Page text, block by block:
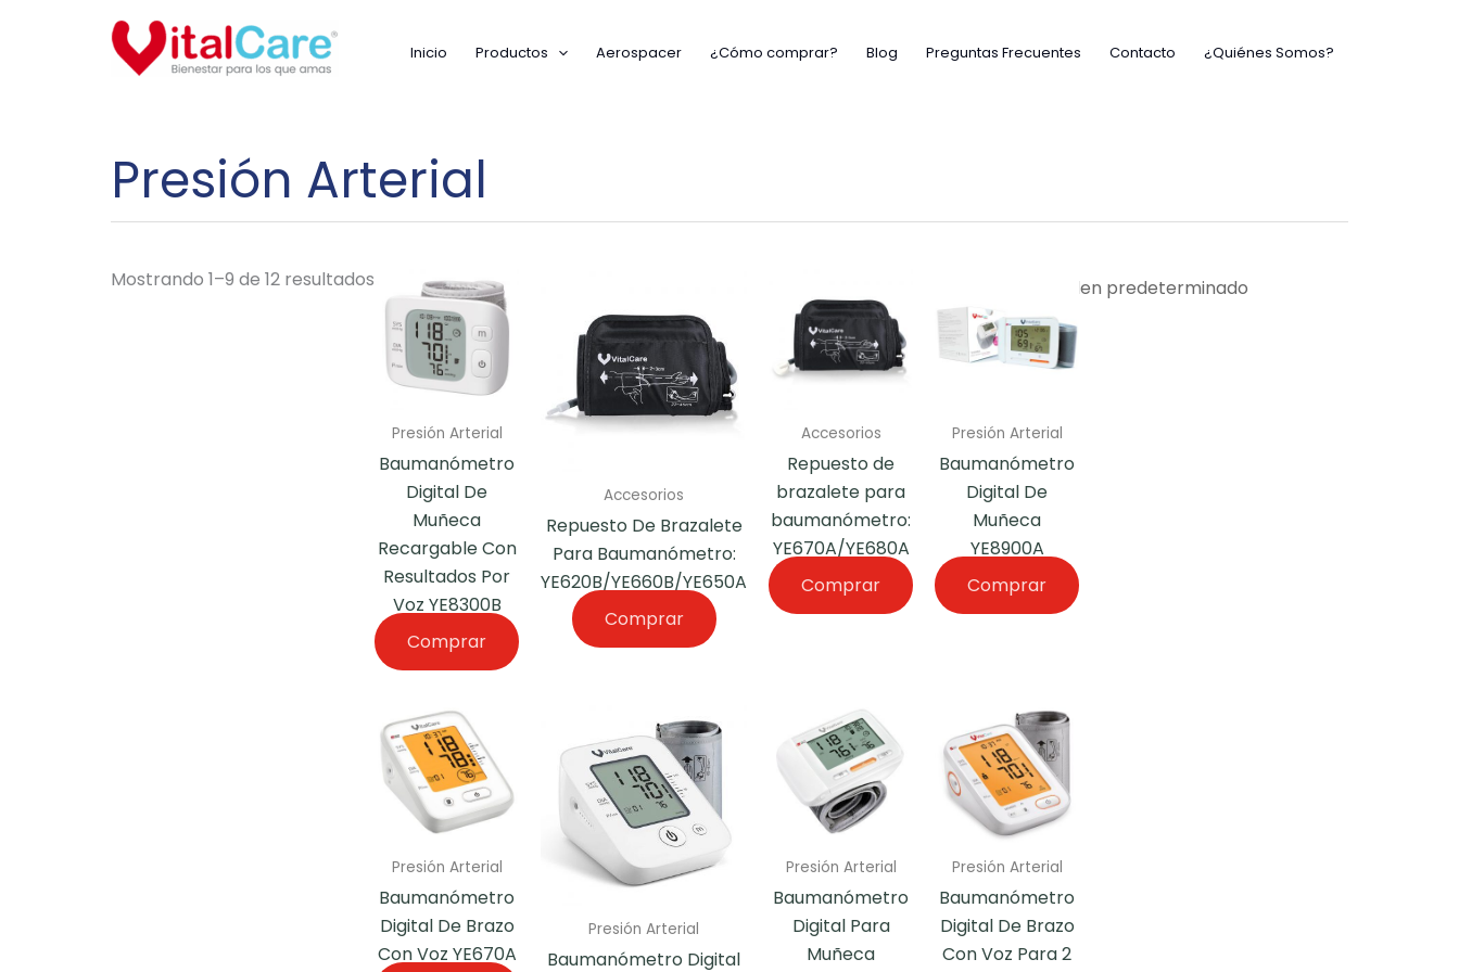
Inicio Productos Aerospacer ¿Cómo comprar? Blog Preguntas Frecuentes Contacto ¿Quiénes Somos?
Presión Arterial
Mostrando 1–9 de 12 resultados
Presión Arterial
Baumanómetro
Digital De
Muñeca
Recargable Con
Resultados Por
Voz YE8300B
Comprar
Accesorios
Repuesto De Brazalete
Para Baumanómetro:
YE620B/YE660B/YE650A
Comprar
Accesorios
Repuesto de
brazalete para
baumanómetro:
YE670A/YE680A
Comprar
Presión Arterial
Baumanómetro
Digital De
Muñeca
YE8900A
Comprar
Presión Arterial
Baumanómetro
Digital De Brazo
Con Voz YE670A
Presión Arterial
Baumanómetro Digital
Presión Arterial
Baumanómetro
Digital Para
Muñeca
Presión Arterial
Baumanómetro
Digital De Brazo
Con Voz Para 2